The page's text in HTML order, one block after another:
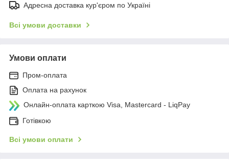
Адресна доставка кур'єром по Україні
Всі умови доставки
Умови оплати
Пром-оплата
Оплата на рахунок
Онлайн-оплата карткою Visa, Mastercard - LiqPay
Готівкою
Всі умови оплати